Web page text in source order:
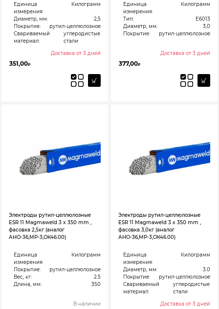
Единица
измерения:
Килограмм
Диаметр, мм:
2,5
Покрытие:
рутил-целлюлозное
Свариваемый
материал:
углеродистые
стали
Доставка от 3 дней
351,00₽
Единица
измерения:
Килограмм
Тип:
E6013
Диаметр, мм:
3,0
Покрытие:
рутил-целлюлозное
Доставка от 3 дней
377,00₽
Электроды рутил-целлюлозные
ESR 11 Magmaweld 3 x 350 mm ,
фасовка 2,5кг (аналог
АНО-36,МР-3,ОК46.00)
Единица
измерения:
Килограмм
Покрытие:
рутил-целлюлозное
Вес, кг:
2.5
Длина, мм:
350
В наличии
Электроды рутил-целлюлозные
ESR 11 Magmaweld 3 x 350 mm ,
фасовка 3,0кг (аналог
АНО-36,МР-3,ОК46.00)
Единица
измерения:
Килограмм
Диаметр, мм:
3.0
Покрытие:
рутил-целлюлозное
Свариваемый
материал:
углеродистые
стали
Доставка от 3 дней